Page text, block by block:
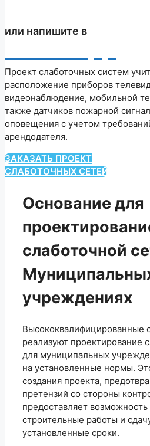
или напишите в
Проект слаботочных систем
расположение приборов
видеонаблюдение, мобильной
также датчиков пожарной
оповещения с учетом
арендодателя.
ЗАКАЗАТЬ ПРОЕКТ
СЛАБОТОЧНЫХ СЕТЕЙ
Основание для
слаботочной
учреждениях
Высококвалифицированные
реализуют проектирование
для муниципальных
на установленные нормы.
создания проекта,
претензий со стороны
предоставляет возможность
строительные работы и
установленные сроки.